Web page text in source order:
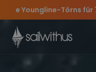
Skip to content
Seid schnell und
Sichere Dir jetztDein
mehr Sowie20€
die Törns, die Crew